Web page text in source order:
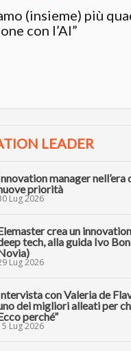
(insieme) più
con l’AI”
LEADER
manager nell’era
priorità
Lug 2026
crea un
tech, alla guida Ivo
Lug 2026
con Valeria de
dei migliori alleati per
perché”
Lug 2026